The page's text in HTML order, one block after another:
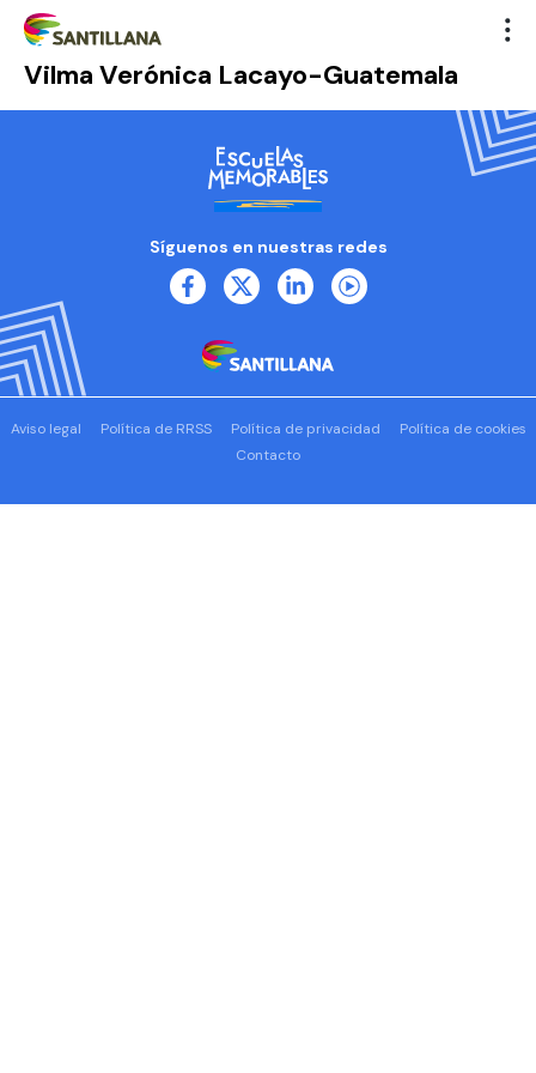
Vilma Verónica Lacayo-Guatemala
Síguenos en nuestras redes
Aviso legal Política de RRSS Política de privacidad
Política de cookies
Contacto